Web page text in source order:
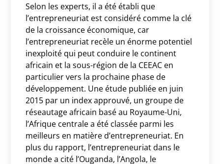
Selon les experts, il a été établi que
l’entrepreneuriat est considéré comme la clé
de la croissance économique, car
l’entrepreneuriat recèle un énorme potentiel
inexploité qui peut conduire le continent
africain et la sous-région de la CEEAC en
particulier vers la prochaine phase de
développement. Une étude publiée en juin
2015 par un index approuvé, un groupe de
réseautage africain basé au Royaume-Uni,
l’Afrique centrale a été classée parmi les
meilleurs en matière d’entrepreneuriat. En
plus du rapport, l’entrepreneuriat dans le
monde a cité l’Ouganda, l’Angola, le